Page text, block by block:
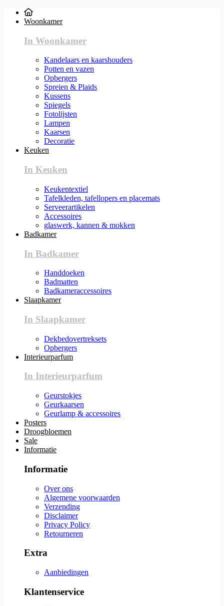
Woonkamer
In Woonkamer
Kandelaars en kaarshouders
Potten en vazen
Opbergers
Spreien & Plaids
Kussens
Spiegels
Fotolijsten
Lampen
Kaarsen
Decoratie
Keuken
In Keuken
Keukentextiel
Tafelkleden, tafellopers en placemats
Serveerartikelen
Accessoires
glaswerk, kannen & mokken
Badkamer
In Badkamer
Handdoeken
Badmatten
Badkameraccessoires
Slaapkamer
In Slaapkamer
Dekbedovertreksets
Opbergers
Interieurparfum
In Interieurparfum
Geurstokjes
Geurkaarsen
Geurlamp & accessoires
Posters
Droogbloemen
Sale
Informatie
Informatie
Over ons
Algemene voorwaarden
Verzending
Disclaimer
Privacy Policy
Retourneren
Extra
Aanbiedingen
Klantenservice